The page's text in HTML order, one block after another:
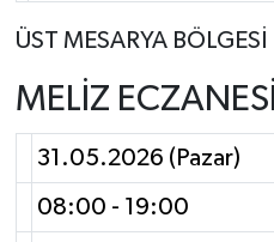
ÜST MESARYA BÖLGESİ
MELİZ ECZANESİ
31.05.2026 (Pazar)
08:00 - 19:00